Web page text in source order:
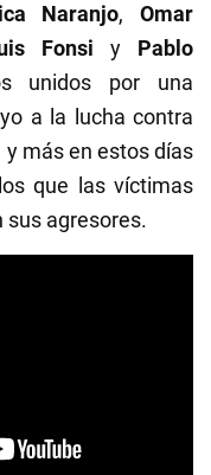
Naranjo, Omar
Fonsi y Pablo
unidos por una
a la lucha contra
y más en estos días
que las víctimas
sus agresores.